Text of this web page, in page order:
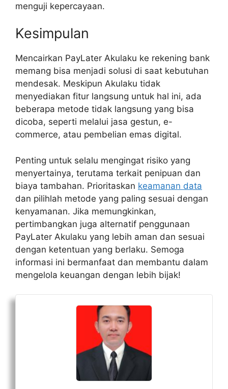
menguji kepercayaan.
Kesimpulan
Mencairkan PayLater Akulaku ke rekening bank
memang bisa menjadi solusi di saat kebutuhan
mendesak. Meskipun Akulaku tidak
menyediakan fitur langsung untuk hal ini, ada
beberapa metode tidak langsung yang bisa
dicoba, seperti melalui jasa gestun, e-
commerce, atau pembelian emas digital.
Penting untuk selalu mengingat risiko yang
menyertainya, terutama terkait penipuan dan
biaya tambahan. Prioritaskan keamanan data
dan pilihlah metode yang paling sesuai dengan
kenyamanan. Jika memungkinkan,
pertimbangkan juga alternatif penggunaan
PayLater Akulaku yang lebih aman dan sesuai
dengan ketentuan yang berlaku. Semoga
informasi ini bermanfaat dan membantu dalam
mengelola keuangan dengan lebih bijak!